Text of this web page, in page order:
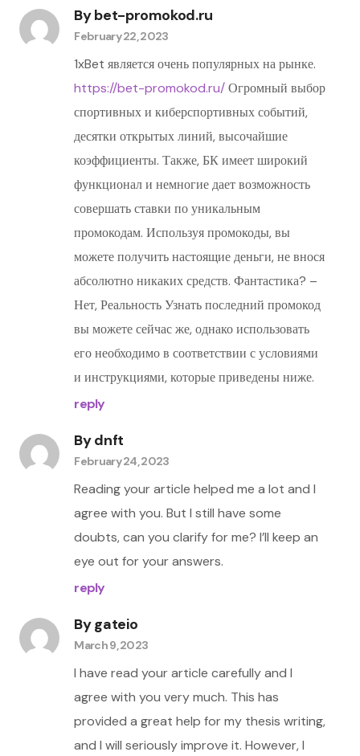
Bybet-promokod.ru
February 22, 2023
1xBet является очень популярных на рынке.
https://bet-promokod.ru/Огромный выбор
спортивных и киберспортивных событий,
десятки открытых линий, высочайшие
коэффициенты. Также, БК имеет широкий
функционал и немногие дает возможность
совершать ставки по уникальным
промокодам. Используя промокоды, вы
можете получить настоящие деньги, не внося
абсолютно никаких средств. Фантастика? –
Нет, Реальность Узнать последний промокод
вы можете сейчас же, однако использовать
его необходимо в соответствии с условиями
и инструкциями, которые приведены ниже.
reply
Bydnft
February 24, 2023
Reading your article helped me a lot and I
agree with you. But I still have some
doubts, can you clarify for me? I’ll keep an
eye out for your answers.
reply
Bygateio
March 9, 2023
I have read your article carefully and I
agree with you very much. This has
provided a great help for my thesis writing,
and I will seriously improve it. However, I